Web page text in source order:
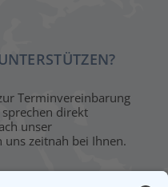
Terminvereinbarung
direkt
unser
zeitnah bei Ihnen.